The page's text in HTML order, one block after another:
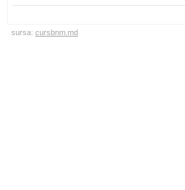
sursa: cursbnm.md